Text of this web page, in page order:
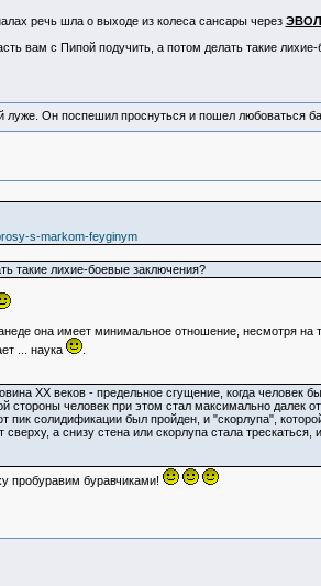
речь шла о выходе из колеса сансары через
вам с Пипой подучить, а потом делать такие
Он поспешил проснуться и пошел любоваться
s-markom-feyginym
такие лихие-боевые заключения?
она имеет минимальное отношение, несмотря на
... наука
.
XX веков - предельное сгущение, когда человек
человек при этом стал максимально далек
пик солидификации был пройден, и "скорлупа",
а снизу стена или скорлупа стала
пробуравим буравчиками!